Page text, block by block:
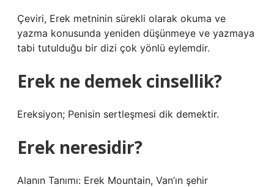
Çeviri, Erek metninin sürekli olarak okuma ve
yazma konusunda yeniden düşünmeye ve yazmaya
tabi tutulduğu bir dizi çok yönlü eylemdir.
Erek ne demek cinsellik?
Ereksiyon; Penisin sertleşmesi dik demektir.
Erek neresidir?
Alanın Tanımı: Erek Mountain, Van’ın şehir